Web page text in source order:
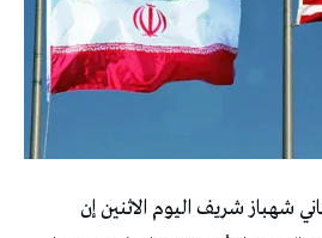
‌شهباز شريف اليوم ‌الاثنين إن